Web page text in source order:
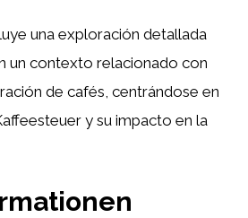
una exploración detallada
un contexto relacionado con
de cafés, centrándose en
y su impacto en la